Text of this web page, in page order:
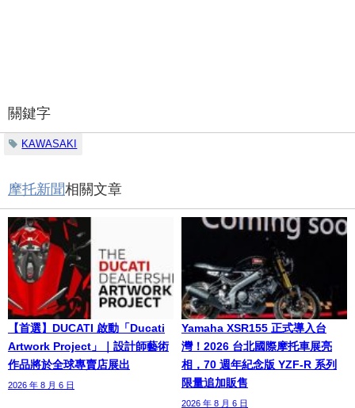
關鍵字
KAWASAKI
摩托新聞相關文章
【首選】DUCATI 啟動「Ducati
Artwork Project」｜設計師藝術
作品將於全球專賣店展出
2026 年 8 月 6 日
Yamaha XSR155 正式導入台
灣！2026 台北國際摩托車展亮
相，70 週年紀念版 YZF-R 系列
限量追加販售
2026 年 8 月 6 日